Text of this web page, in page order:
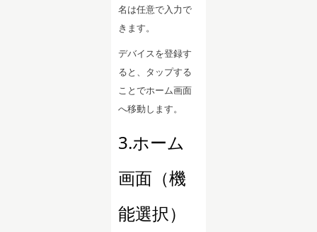
名は任意で入力で
きます。
デバイスを登録す
ると、タップする
ことでホーム画面
へ移動します。
3.ホーム
画面（機
能選択）